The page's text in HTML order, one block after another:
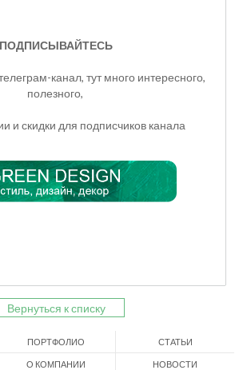
ПОДПИСЫВАЙТЕСЬ
канал, тут много интересного,
полезного,
и скидки для подписчиков канала
Вернуться к списку
ПОРТФОЛИО СТАТЬИ
О КОМПАНИИ НОВОСТИ